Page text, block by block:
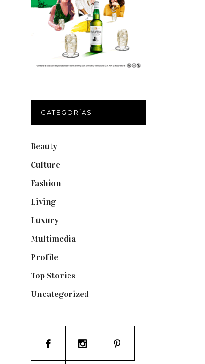
CATEGORÍAS
Beauty(250)
Culture(132)
Fashion
Living(337)
Luxury(664)
Multimedia(10)
Profile(8)
Top Stories(123)
Uncategorized